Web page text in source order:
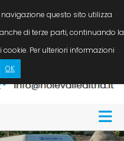
questo sito utilizza
di terze parti, continuando la
Per ulteriori informazioni
OK
Noleggio bici LINGUA
+39 338 8946246
Scrivici ora!